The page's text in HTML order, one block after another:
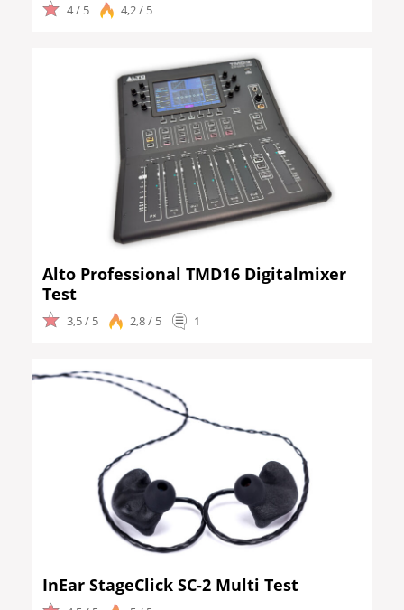
4 / 5 4,2 / 5
Alto Professional TMD16 Digitalmixer
Test
3,5 / 5 2,8 / 5 1
InEar StageClick SC-2 Multi Test